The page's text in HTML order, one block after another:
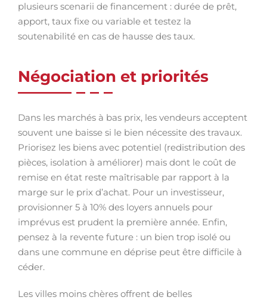
plusieurs scenarii de financement : durée de prêt,
apport, taux fixe ou variable et testez la
soutenabilité en cas de hausse des taux.
Négociation et priorités
Dans les marchés à bas prix, les vendeurs acceptent
souvent une baisse si le bien nécessite des travaux.
Priorisez les biens avec potentiel (redistribution des
pièces, isolation à améliorer) mais dont le coût de
remise en état reste maîtrisable par rapport à la
marge sur le prix d’achat. Pour un investisseur,
provisionner 5 à 10% des loyers annuels pour
imprévus est prudent la première année. Enfin,
pensez à la revente future : un bien trop isolé ou
dans une commune en déprise peut être difficile à
céder.
Les villes moins chères offrent de belles